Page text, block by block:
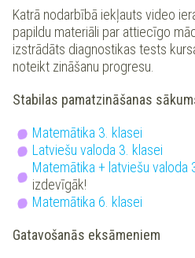
Katrā nodarbībā iekļauts video
papildu materiāli par attiecīgo
izstrādāts diagnostikas tests
noteikt zināšanu progresu.
Stabilas pamatzināšanas
Matemātika 3. klasei
Latviešu valoda 3. klasei
Matemātika + latviešu valoda
izdevīgāk!
Matemātika 6. klasei
Gatavošanās eksāmeniem